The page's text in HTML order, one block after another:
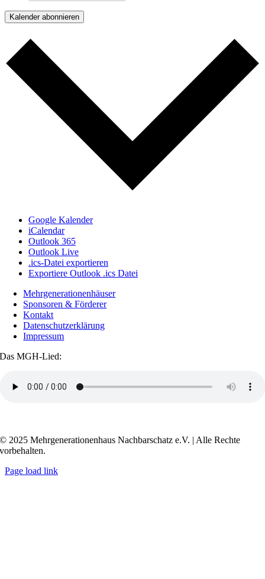
Kalender abonnieren
Google Kalender
iCalendar
Outlook 365
Outlook Live
.ics-Datei exportieren
Exportiere Outlook .ics Datei
Mehrgenerationenhäuser
Sponsoren & Förderer
Kontakt
Datenschutzerklärung
Impressum
Das MGH-Lied:
© 2025 Mehrgenerationenhaus Nachbarschatz e.V. | Alle Rechte
vorbehalten.
Page load link